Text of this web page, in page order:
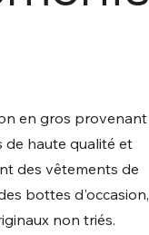
en gros provenant
de haute qualité et
des vêtements de
bottes d'occasion,
non triés.